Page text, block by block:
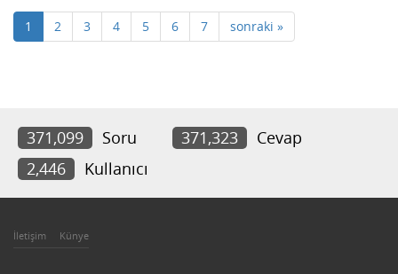
1 2 3 4 5 6 7 sonraki »
371,099 Soru 371,323
Cevap
2,446
Kullanıcı
İletişim Künye